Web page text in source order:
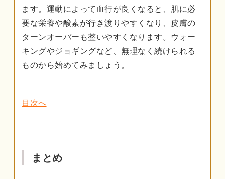
ます。運動によって血行が良くなると、肌に必
要な栄養や酸素が行き渡りやすくなり、皮膚の
ターンオーバーも整いやすくなります。ウォー
キングやジョギングなど、無理なく続けられる
ものから始めてみましょう。
目次へ
まとめ